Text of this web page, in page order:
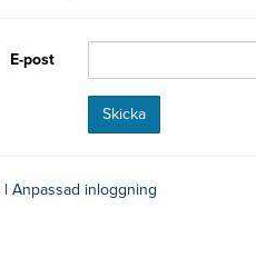
E-post
| Anpassad inloggning